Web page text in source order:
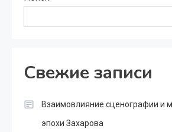
Свежие записи
Взаимовлияние сценографии и
эпохи Захарова